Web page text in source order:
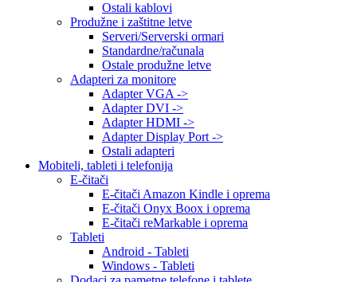
Ostali kablovi
Produžne i zaštitne letve
Serveri/Serverski ormari
Standardne/računala
Ostale produžne letve
Adapteri za monitore
Adapter VGA ->
Adapter DVI ->
Adapter HDMI ->
Adapter Display Port ->
Ostali adapteri
Mobiteli, tableti i telefonija
E-čitači
E-čitači Amazon Kindle i oprema
E-čitači Onyx Boox i oprema
E-čitači reMarkable i oprema
Tableti
Android - Tableti
Windows - Tableti